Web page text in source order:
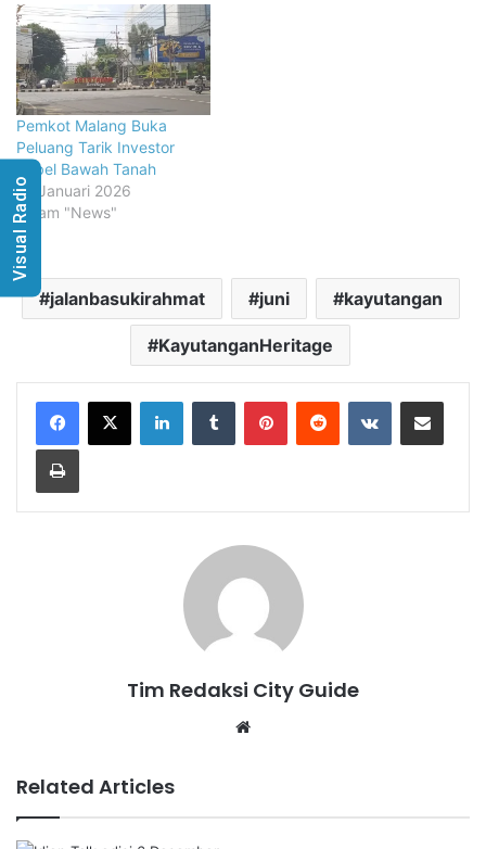
Pemkot Malang Buka
Peluang Tarik Investor
Kabel Bawah Tanah
15 Januari 2026
dalam "News"
jalanbasukirahmat juni kayutangan
KayutanganHeritage
LinkedInTumblr PinterestReddit VKontakteShare via Email
Print
Tim Redaksi City Guide
Related Articles
Visual Radio